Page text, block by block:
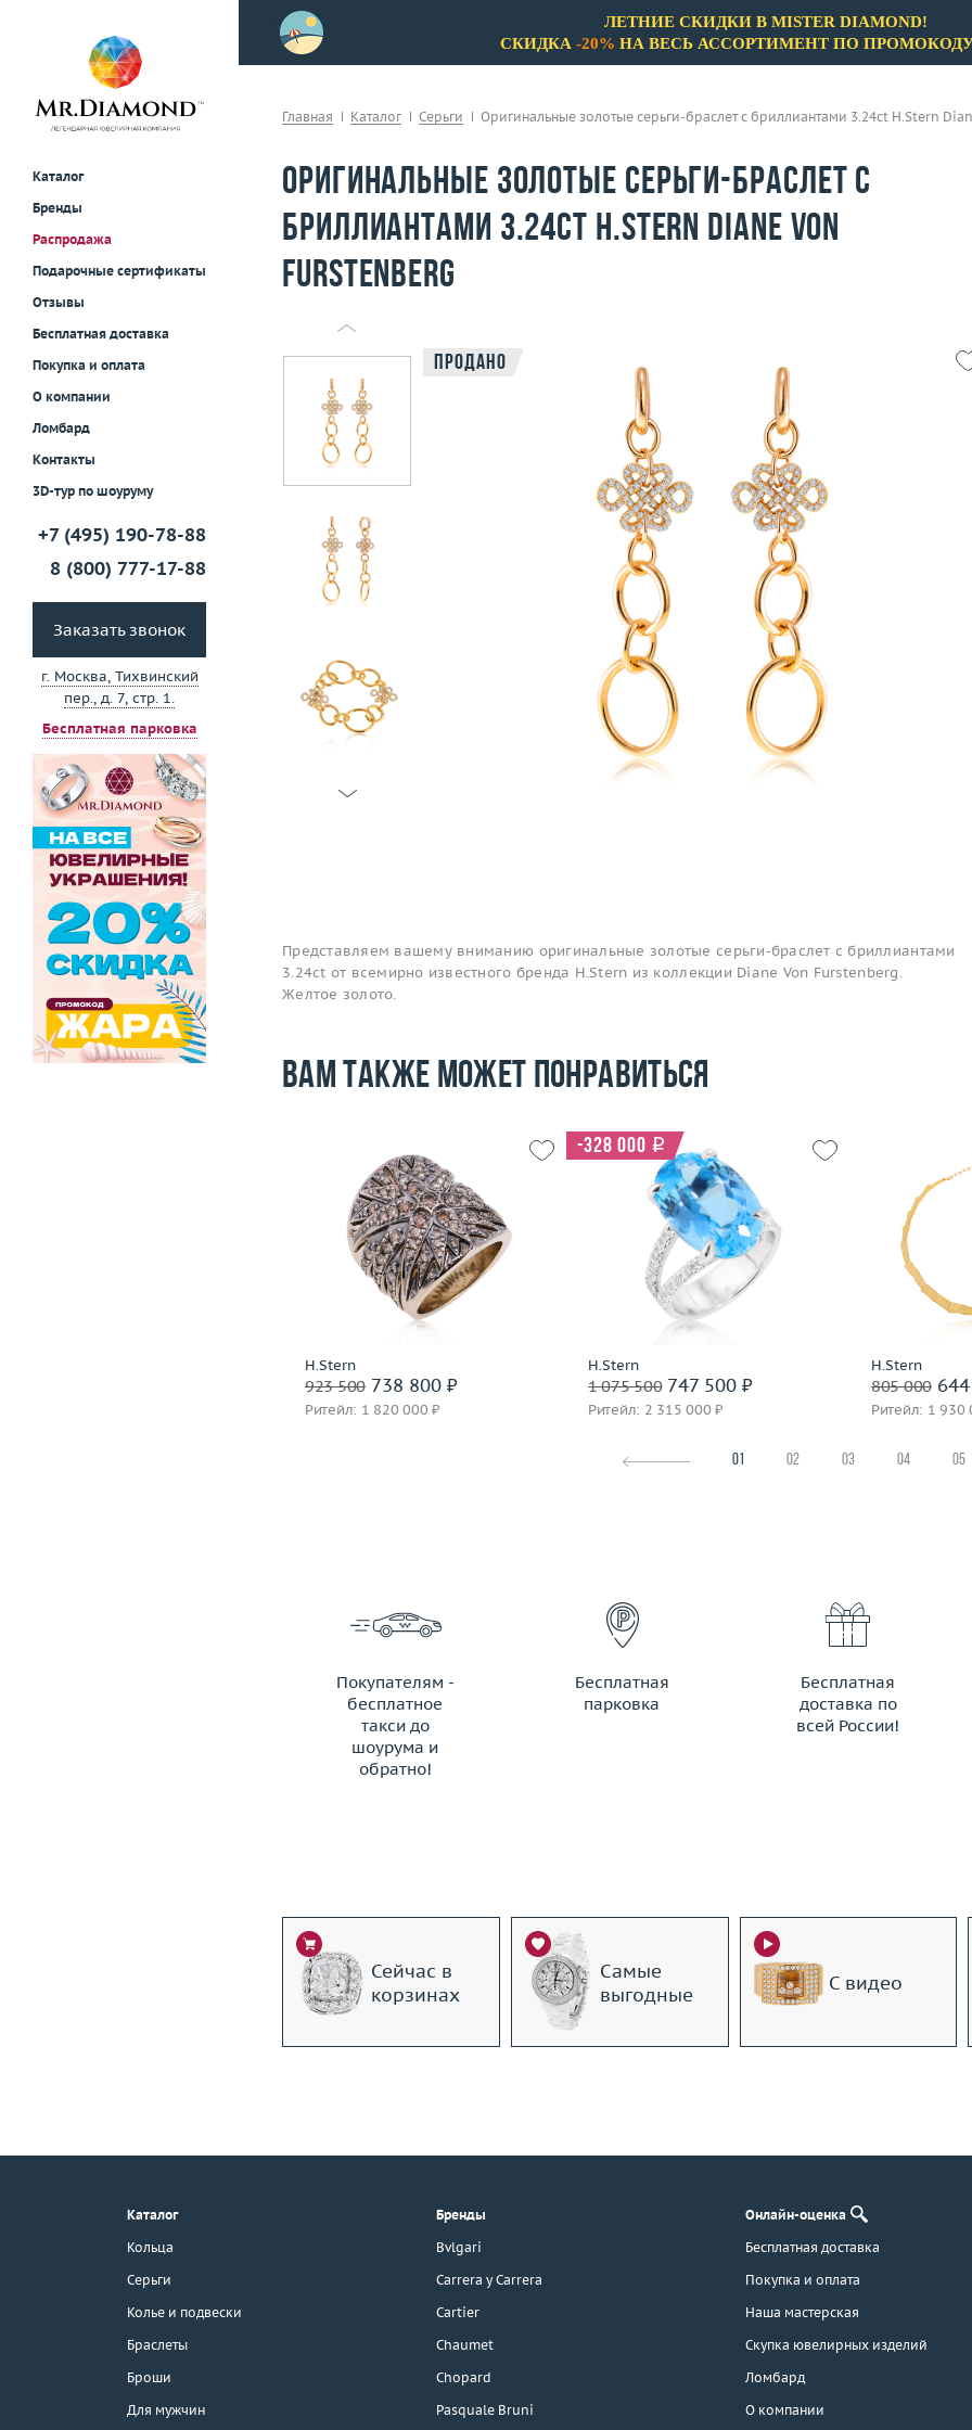
Каталог
Бренды
Распродажа
Подарочные сертификаты
Отзывы
Бесплатная доставка
Покупка и оплата
О компании
Ломбард
Контакты
3D-тур по шоуруму
+7 (495) 190-78-88
8 (800) 777-17-88
Заказать звонок
г. Москва, Тихвинский
пер., д. 7, стр. 1.
Бесплатная парковка
г. Москва, Тихвинский пер., д. 7,
3D-тур по шоуруму
примерки!
ЛЕТНИЕ СКИДКИ В MISTER DIAMOND!
СКИДКА -20% НА ВЕСЬ АССОРТИМЕНТ ПО
Главная Каталог Серьги Оригинальные золотые серьги-браслет с бриллиантами 3.24ct H.Stern
Оригинальные золотые серьги-браслет с
бриллиантами 3.24ct H.Stern Diane Von
Furstenberg
Продано
Представляем вашему вниманию оригинальные золотые серьги-браслет с бриллиантами
3.24ct от всемирно известного бренда H.Stern из коллекции Diane Von Furstenberg.
Желтое золото.
Вам также может понравиться
H.Stern
923 500738 800 ₽
Ритейл: 1 820 000 ₽
Размер
17.5
Вес (г)
24.29
Материал
золото 750 пробы
Подробнее
H.Stern
1 075 500747 500 ₽
Ритейл: 2 315 000 ₽
-328 000 i
Материал
золото 750 пробы
Подробнее
H.Stern
805 000644
Ритейл: 1 930
Вес (г)
Материал
01 02 03 04 05
Покупателям -
бесплатное
такси до
шоурума и
обратно!
ЗАКАЗАТЬ ТАКСИ
Бесплатная
парковка
Бесплатная
доставка по
всей России!
Сейчас в
корзинах
Самые
выгодные
С видео
Каталог
Кольца
Серьги
Колье и подвески
Браслеты
Броши
Для мужчин
Бренды
Bvlgari
Carrera y Carrera
Cartier
Chaumet
Chopard
Pasquale Bruni
Онлайн-оценка
Бесплатная доставка
Покупка и оплата
Наша мастерская
Скупка ювелирных изделий
Ломбард
О компании